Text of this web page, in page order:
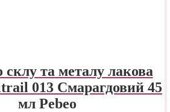
та металу лакова
013 Смарагдовий 45
мл Pebeo